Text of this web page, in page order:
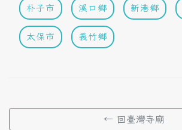
朴子市 溪口鄉 新港鄉
太保市 義竹鄉
← 回臺灣寺廟